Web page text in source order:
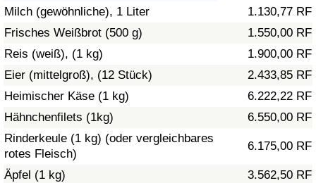
Milch (gewöhnliche), 1 Liter
1.130,77 RF
Frisches Weißbrot (500 g)
1.550,00 RF
Reis (weiß), (1 kg)
1.900,00 RF
Eier (mittelgroß), (12 Stück)
2.433,85 RF
Heimischer Käse (1 kg)
6.222,22 RF
Hähnchenfilets (1kg)
6.550,00 RF
Rinderkeule (1 kg) (oder vergleichbares
rotes Fleisch)
6.175,00 RF
Äpfel (1 kg)
3.562,50 RF
Gesundheitsversorgung
Gesundheitsversorgungs-Index (aktuell)
Gesundheitsversorgungs-Index
Gesundheitsversorgungs-Index nach Land
Umweltverschmutzung